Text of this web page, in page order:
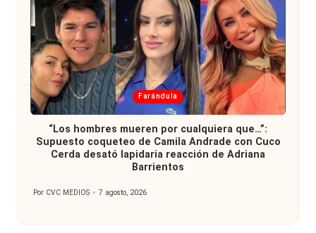
Publicada
en
Farándula
“Los hombres mueren por cualquiera que…”:
Supuesto coqueteo de Camila Andrade con Cuco
Cerda desató lapidaria reacción de Adriana
Barrientos
Publicado
Por CVC MEDIOS 7 agosto, 2026